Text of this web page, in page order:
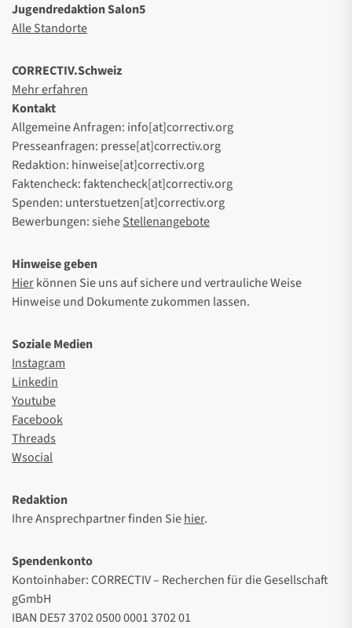
Jugendredaktion Salon5
Alle Standorte
CORRECTIV.Schweiz
Mehr erfahren
Kontakt
Allgemeine Anfragen: info[at]correctiv.org
Presseanfragen: presse[at]correctiv.org
Redaktion: hinweise[at]correctiv.org
Faktencheck: faktencheck[at]correctiv.org
Spenden: unterstuetzen[at]correctiv.org
Bewerbungen: sieheStellenangebote
Hinweise geben
Hierkönnen Sie uns auf sichere und vertrauliche Weise
Hinweise und Dokumente zukommen lassen.
Soziale Medien
Instagram
Linkedin
Youtube
Facebook
Threads
Wsocial
Redaktion
Ihre Ansprechpartner finden Siehier.
Spendenkonto
Kontoinhaber: CORRECTIV – Recherchen für die Gesellschaft
gGmbH
IBAN DE57 3702 0500 0001 3702 01